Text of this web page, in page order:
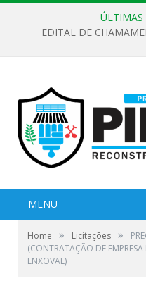
ÚLTIMAS
EDITAL DE
MENU
Home » Licitações »
(CONTRATAÇÃO DE
ENXOVAL)